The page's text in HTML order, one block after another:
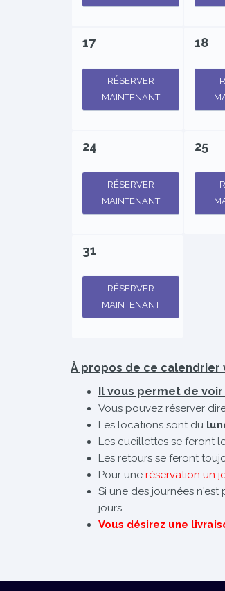
17
RÉSERVER
MAINTENANT
18
24
RÉSERVER
MAINTENANT
25
31
RÉSERVER
MAINTENANT
À propos de ce calendrier
Il vous permet de
Vous pouvez réserver
Les locations sont du
Les cueillettes se feront
Les retours se feront
Pour une réservation un
Si une des journées
jours.
Vous désirez une